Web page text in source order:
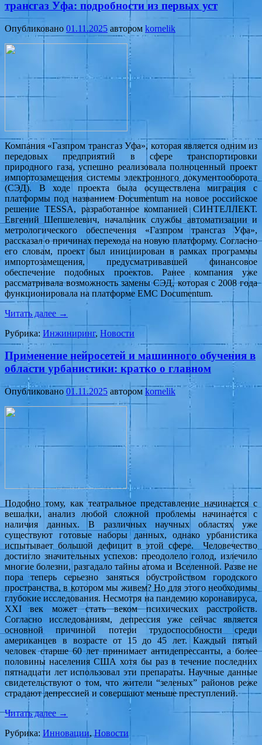
трансгаз Уфа: подробности из первых уст
Опубликовано 01.11.2025 автором kornelik
Компания «Газпром трансгаз Уфа», которая является одним из
передовых предприятий в сфере транспортировки
природного газа, успешно реализовала полноценный проект
импортозамещения системы электронного документооборота
(СЭД). В ходе проекта была осуществлена миграция с
платформы под названием Documentum на новое российское
решение TESSA, разработанное компанией СИНТЕЛЛЕКТ.
Евгений Шепшелевич, начальник службы автоматизации и
метрологического обеспечения «Газпром трансгаз Уфа»,
рассказал о причинах перехода на новую платформу. Согласно
его словам, проект был инициирован в рамках программы
импортозамещения, предусматривавшей финансовое
обеспечение подобных проектов. Ранее компания уже
рассматривала возможность замены СЭД, которая с 2008 года
функционировала на платформе EMC Documentum.
Читать далее →
Рубрика: Инжиниринг, Новости
Применение нейросетей и машинного обучения в
области урбанистики: кратко о главном
Опубликовано 01.11.2025 автором kornelik
Подобно тому, как театральное представление начинается с
вешалки, анализ любой сложной проблемы начинается с
наличия данных. В различных научных областях уже
существуют готовые наборы данных, однако урбанистика
испытывает большой дефицит в этой сфере. Человечество
достигло значительных успехов: преодолело голод, излечило
многие болезни, разгадало тайны атома и Вселенной. Разве не
пора теперь серьезно заняться обустройством городского
пространства, в котором мы живем? Но для этого необходимы
глубокие исследования. Несмотря на пандемию коронавируса,
XXI век может стать веком психических расстройств.
Согласно исследованиям, депрессия уже сейчас является
основной причиной потери трудоспособности среди
американцев в возрасте от 15 до 45 лет. Каждый пятый
человек старше 60 лет принимает антидепрессанты, а более
половины населения США хотя бы раз в течение последних
пятнадцати лет использовал эти препараты. Научные данные
свидетельствуют о том, что жители “зеленых” районов реже
страдают депрессией и совершают меньше преступлений.
Читать далее →
Рубрика: Инновации,Новости